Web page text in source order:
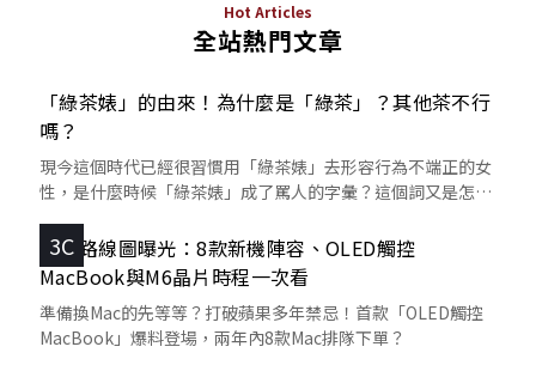
Hot Articles
全站熱門文章
「綠茶婊」的由來！為什麼是「綠茶」？其他茶不行
嗎？
現今這個時代已經很習慣用「綠茶婊」去形容行為不端正的女
性，是什麼時候「綠茶婊」成了罵人的字彙？這個詞又是怎麼
3C
蘋果路線圖曝光：8款新機陣容、OLED觸控
MacBook與M6晶片時程一次看
準備換Mac的先等等？打破蘋果多年禁忌！首款「OLED觸控
MacBook」爆料登場，兩年內8款Mac排隊下單？